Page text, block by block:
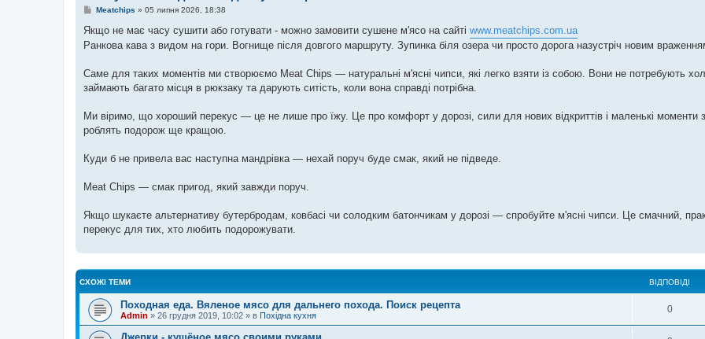
н
я
П
в
д
л
е
н
я
Meatchips » 05 липня 2026, 18:38
Якщо не має часу сушити або готувати - можно замовити сушене м'ясо на сайті www.meatchips.com.ua
Ранкова кава з видом на гори. Вогнище після довгого маршруту. Зупинка біля озера чи просто дорога назустріч новим
Саме для таких моментів ми створюємо Meat Chips — натуральні м'ясні чипси, які легко взяти із собою. Вони не потребують
займають багато місця в рюкзаку та дарують ситість, коли вона справді потрібна.
Ми віримо, що хороший перекус — це не лише про їжу. Це про комфорт у дорозі, сили для нових відкриттів і маленькі моменти
роблять подорож ще кращою.
Куди б не привела вас наступна мандрівка — нехай поруч буде смак, який не підведе.
Meat Chips — смак пригод, який завжди поруч.
Якщо шукаєте альтернативу бутербродам, ковбасі чи солодким батончикам у дорозі — спробуйте м'ясні чипси. Це смачний,
перекус для тих, хто любить подорожувати.
СХОЖІ ТЕМИ ВІДПОВІДІ
Походная еда. Вяленое мясо для дальнего похода. Поиск рецепта
Admin » 26 грудня 2019, 10:02 » в Похідна кухня
0